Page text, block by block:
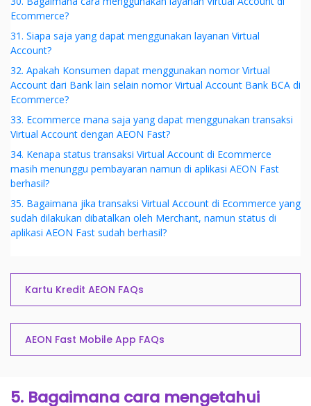
Ecommerce?
31. Siapa saja yang dapat menggunakan layanan Virtual
Account?
32. Apakah Konsumen dapat menggunakan nomor Virtual
Account dari Bank lain selain nomor Virtual Account Bank BCA di
Ecommerce?
33. Ecommerce mana saja yang dapat menggunakan transaksi
Virtual Account dengan AEON Fast?
34. Kenapa status transaksi Virtual Account di Ecommerce
masih menunggu pembayaran namun di aplikasi AEON Fast
berhasil?
35. Bagaimana jika transaksi Virtual Account di Ecommerce yang
sudah dilakukan dibatalkan oleh Merchant, namun status di
aplikasi AEON Fast sudah berhasil?
Kartu Kredit AEON FAQs
AEON Fast Mobile App FAQs
5. Bagaimana cara mengetahui